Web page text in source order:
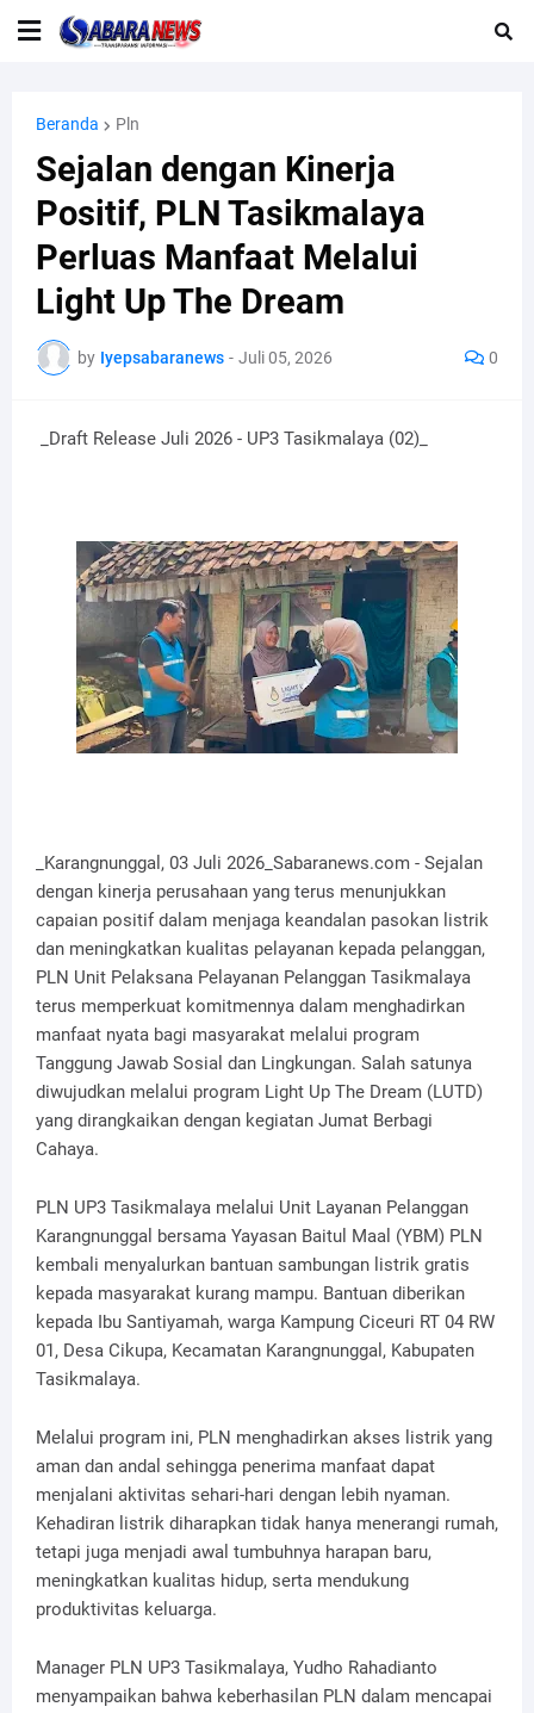
Beranda Pln
Sejalan dengan Kinerja
Positif, PLN Tasikmalaya
Perluas Manfaat Melalui
Light Up The Dream
by Iyepsabaranews - Juli 05, 2026 0
_Draft Release Juli 2026 - UP3 Tasikmalaya (02)_
_Karangnunggal, 03 Juli 2026_Sabaranews.com - Sejalan
dengan kinerja perusahaan yang terus menunjukkan
capaian positif dalam menjaga keandalan pasokan listrik
dan meningkatkan kualitas pelayanan kepada pelanggan,
PLN Unit Pelaksana Pelayanan Pelanggan Tasikmalaya
terus memperkuat komitmennya dalam menghadirkan
manfaat nyata bagi masyarakat melalui program
Tanggung Jawab Sosial dan Lingkungan. Salah satunya
diwujudkan melalui program Light Up The Dream (LUTD)
yang dirangkaikan dengan kegiatan Jumat Berbagi
Cahaya.
PLN UP3 Tasikmalaya melalui Unit Layanan Pelanggan
Karangnunggal bersama Yayasan Baitul Maal (YBM) PLN
kembali menyalurkan bantuan sambungan listrik gratis
kepada masyarakat kurang mampu. Bantuan diberikan
kepada Ibu Santiyamah, warga Kampung Ciceuri RT 04 RW
01, Desa Cikupa, Kecamatan Karangnunggal, Kabupaten
Tasikmalaya.
Melalui program ini, PLN menghadirkan akses listrik yang
aman dan andal sehingga penerima manfaat dapat
menjalani aktivitas sehari-hari dengan lebih nyaman.
Kehadiran listrik diharapkan tidak hanya menerangi rumah,
tetapi juga menjadi awal tumbuhnya harapan baru,
meningkatkan kualitas hidup, serta mendukung
produktivitas keluarga.
Manager PLN UP3 Tasikmalaya, Yudho Rahadianto
menyampaikan bahwa keberhasilan PLN dalam mencapai